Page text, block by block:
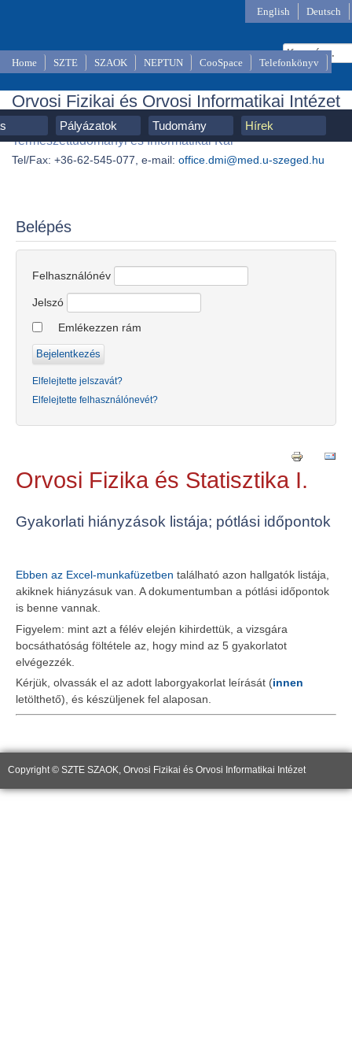
Home SZTE SZAOK NEPTUN CooSpace Telefonkönyv
Orvosi Fizikai és Orvosi Informatikai Intézet
SZTE, Szent-Györgyi Albert Orvostudományi Kar,
Természettudományi és Informatikai Kar
Tel/Fax: +36-62-545-077, e-mail: office.dmi@med.u-szeged.hu
English Deutsch
Pályázatok Tudomány Hírek
Belépés
Felhasználónév
Jelszó
Emlékezzen rám
Elfelejtette jelszavát?
Elfelejtette felhasználónevét?
Orvosi Fizika és Statisztika I.
Gyakorlati hiányzások listája; pótlási időpontok
Ebben az Excel-munkafüzetben található azon hallgatók listája,
akiknek hiányzásuk van. A dokumentumban a pótlási időpontok
is benne vannak.
Figyelem: mint azt a félév elején kihirdettük, a vizsgára
bocsáthatóság föltétele az, hogy mind az 5 gyakorlatot
elvégezzék.
Kérjük, olvassák el az adott laborgyakorlat leírását (innen
letölthető), és készüljenek fel alaposan.
Copyright © SZTE SZAOK, Orvosi Fizikai és Orvosi Informatikai Intézet